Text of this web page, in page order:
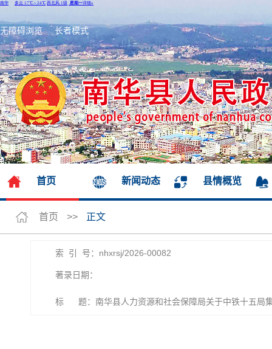
无障碍浏览 长者模式
首页 新闻动态 县情概览
首页 >> 正文
索 引 号：nhxrsj/2026-00082
著录日期：
标 题：南华县人力资源和社会保障局关于中铁十五局